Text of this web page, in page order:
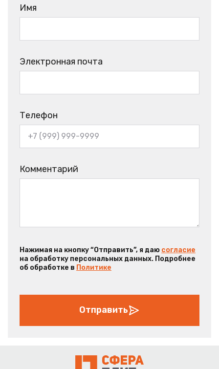
Имя
Электронная почта
Телефон
Комментарий
Нажимая на кнопку “Отправить”, я даю согласие
на обработку персональных данных. Подробнее
об обработке в Политике
Отправить